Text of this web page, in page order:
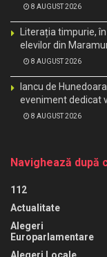
8 AUGUST 2026
Literația timpurie,
elevilor din
8 AUGUST 2026
Iancu de
eveniment dedicat
8 AUGUST 2026
Navighează după
112
Actualitate
Alegeri
Europarlamentare
Alegeri Locale